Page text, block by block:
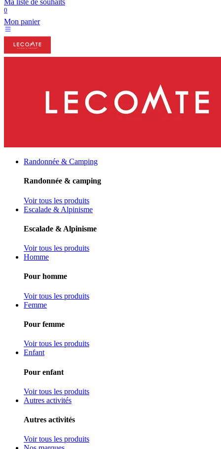
0
Mon panier
Randonnée & Camping
Randonnée & camping
Voir tous les produits
Escalade & Alpinisme
Escalade & Alpinisme
Voir tous les produits
Homme
Pour homme
Voir tous les produits
Femme
Pour femme
Voir tous les produits
Enfant
Pour enfant
Voir tous les produits
Autres activités
Autres activités
Voir tous les produits